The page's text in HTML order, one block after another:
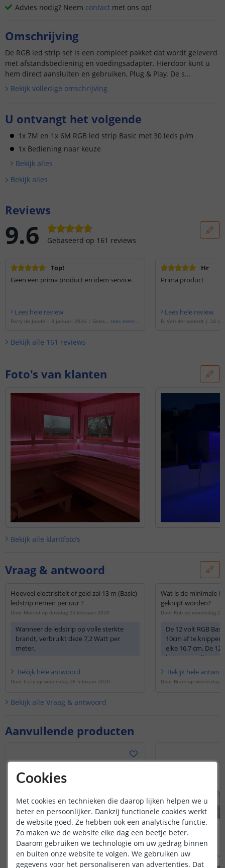
Advies nodig? Neem contact met ons op!
Omschrijving
De RGB led strip set is een compleet pakket dat wordt geleverd
met afstandsbediening en voedingsadapter. Hierdoor kunt u
hem direct aansluiten en gebruiken, Plug & Play. De s...
Bekijk volledige omschrijving
U ontvangt het volgende
1x 7M en 1x 6M RGB led strip Basic met 30 leds p/m
1x Bediening naar keuze
Bekijk alles
Bekijk alles
Aanvullende producten
Reviews
9.6 Gebaseerd op 161 reviews
Top!
Geen een prima product en idem service.
Lees hele review
Ferry de Joode | 3 januari 2026 | Gebase
lees meer...
Hr
Prima product
Lees hele review
R. Van der woerdt | 24
Bekijk alle 161 reviews
Foto's van klanten
Bekijk alle klantfoto’s
Vraag & antwoord
Hoeveel electrisiteit of geld zal 13 m (Basic)
ledstrip nemen per uur ?
Door Marcel op dinsdag 25 februari 2020
Wanneer de ledstrip op volle sterkte
brandt, verbruikt deze 7,2 Watt per
meter.
Bekijk hele antwoord
Door Lizzy op woensdag 26 februari 2020
Wat is de minimale
geknipt worden?
Door Rob op woensdag
De 12 volt RGB
10cm af te knippen
elke 16,7 cm. De
led strip is elke 5
24 volt variant elke
Bekijk hele
Door Bram op woensdag
Bekijk alle Vraag & antwoord
Cookies
Met cookies en technieken die daarop lijken helpen we u
beter en persoonlijker. Dankzij functionele cookies werkt
de website goed. Ze hebben ook een analytische functie.
Zo maken we de website elke dag een beetje beter.
Daarom gebruiken we technologie om uw gedrag binnen
en buiten onze website te volgen. We gebruiken uw
gegevens voor het personaliseren van advertenties. Dat